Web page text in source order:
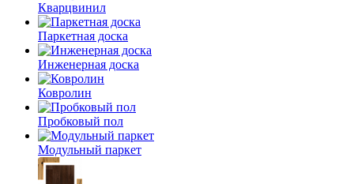
Кварцвинил
Паркетная доска
Инженерная доска
Ковролин
Пробковый пол
Модульный паркет